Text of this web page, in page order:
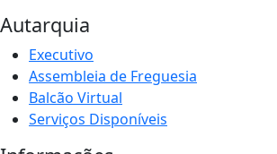
Autarquia
Executivo
Assembleia de Freguesia
Balcão Virtual
Serviços Disponíveis